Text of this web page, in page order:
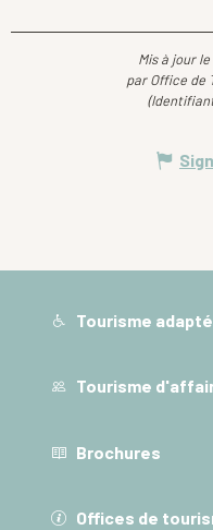
Mis à jour
par Office de
Tourisme adapté
Tourisme
Brochures
Offices de